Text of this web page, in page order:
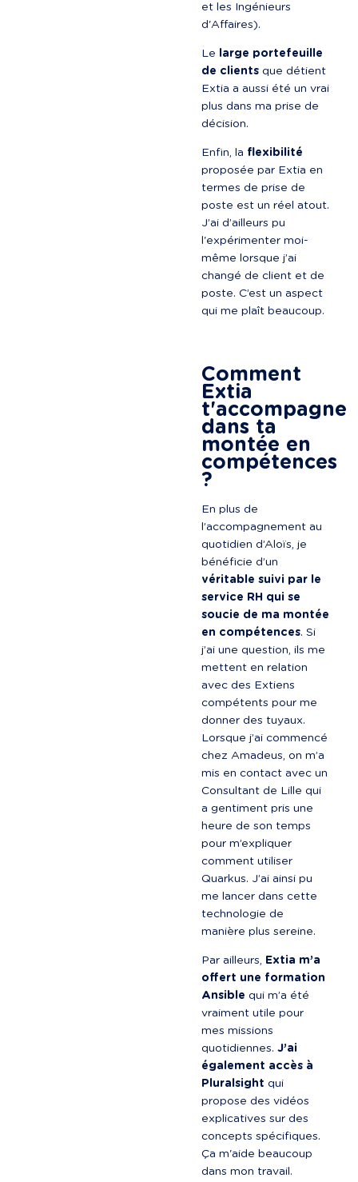
et les Ingénieurs
d'Affaires).
Le large portefeuille
de clients que détient
Extia a aussi été un vrai
plus dans ma prise de
décision.
Enfin, la flexibilité
proposée par Extia en
termes de prise de
poste est un réel atout.
J’ai d’ailleurs pu
l'expérimenter moi-
même lorsque j’ai
changé de client et de
poste. C’est un aspect
qui me plaît beaucoup.
Comment
Extia
t'accompagne
dans ta
montée en
compétences
?
En plus de
l’accompagnement au
quotidien d’Aloïs, je
bénéficie d’un
véritable suivi par le
service RH qui se
soucie de ma montée
en compétences. Si
j’ai une question, ils me
mettent en relation
avec des Extiens
compétents pour me
donner des tuyaux.
Lorsque j’ai commencé
chez Amadeus, on m’a
mis en contact avec un
Consultant de Lille qui
a gentiment pris une
heure de son temps
pour m’expliquer
comment utiliser
Quarkus. J’ai ainsi pu
me lancer dans cette
technologie de
manière plus sereine.
Par ailleurs, Extia m’a
offert une formation
Ansible qui m’a été
vraiment utile pour
mes missions
quotidiennes. J’ai
également accès à
Pluralsight qui
propose des vidéos
explicatives sur des
concepts spécifiques.
Ça m'aide beaucoup
dans mon travail.